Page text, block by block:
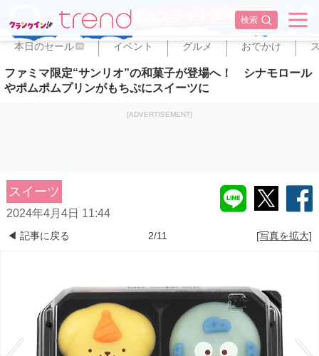
検索
✕
本日のセール PR イベント グルメ おでかけ
ファミマ限定“サンリオ”の和菓子が登場へ！ シナモロール
やポムポムプリンがもちぷにスイーツに
[ADVERTISEMENT]
スイーツ
2024年4月4日 11:44
◀ 記事に戻る 2/11 [写真を拡大]